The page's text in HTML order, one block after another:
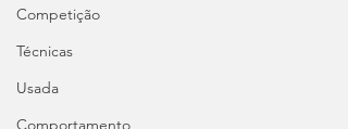
Competição
Técnicas
Usada
Comportamento